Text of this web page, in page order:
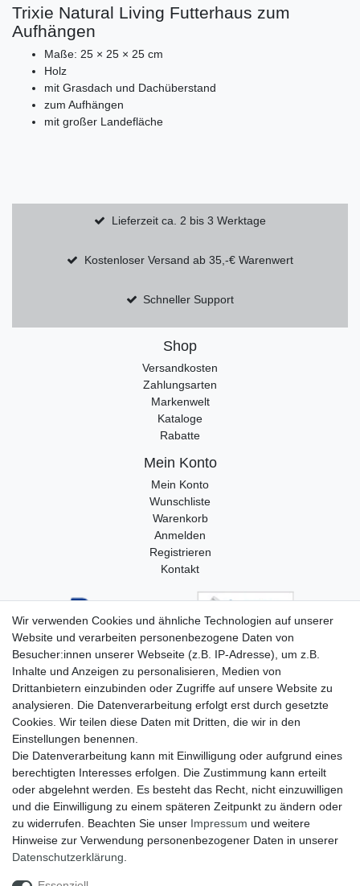
Trixie Natural Living Futterhaus zum
Aufhängen
Maße: 25 × 25 × 25 cm
Holz
mit Grasdach und Dachüberstand
zum Aufhängen
mit großer Landefläche
Lieferzeit ca. 2 bis 3 Werktage
Kostenloser Versand ab 35,-€ Warenwert
Schneller Support
Shop
Versandkosten
Zahlungsarten
Markenwelt
Kataloge
Rabatte
Mein Konto
Mein Konto
Wunschliste
Warenkorb
Anmelden
Registrieren
Kontakt
Widerrufs­recht
Wir verwenden Cookies und ähnliche Technologien auf unserer
Website und verarbeiten personenbezogene Daten von
Besucher:innen unserer Webseite (z.B. IP-Adresse), um z.B.
Inhalte und Anzeigen zu personalisieren, Medien von
Drittanbietern einzubinden oder Zugriffe auf unsere Website zu
analysieren. Die Datenverarbeitung erfolgt erst durch gesetzte
Cookies. Wir teilen diese Daten mit Dritten, die wir in den
Einstellungen benennen.
Die Datenverarbeitung kann mit Einwilligung oder aufgrund eines
berechtigten Interesses erfolgen. Die Zustimmung kann erteilt
oder abgelehnt werden. Es besteht das Recht, nicht einzuwilligen
und die Einwilligung zu einem späteren Zeitpunkt zu ändern oder
zu widerrufen. Beachten Sie unser Impressum und weitere
Hinweise zur Verwendung personenbezogener Daten in unserer
Daten­schutz­erklärung